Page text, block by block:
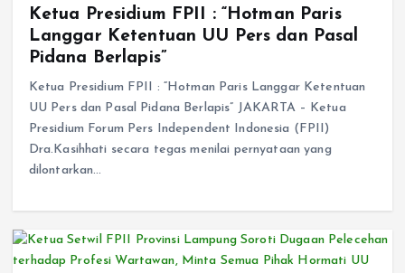
Ketua Presidium FPII : “Hotman Paris
Langgar Ketentuan UU Pers dan Pasal
Pidana Berlapis”
Ketua Presidium FPII : “Hotman Paris Langgar Ketentuan
UU Pers dan Pasal Pidana Berlapis” JAKARTA – Ketua
Presidium Forum Pers Independent Indonesia (FPII)
Dra.Kasihhati secara tegas menilai pernyataan yang
dilontarkan…